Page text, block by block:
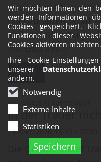
Wir möchten Ihnen den
werden Informationen
Cookies gespeichert.
Funktionen dieser
Cookies aktiveren möchten.
Ihre Cookie-
unserer
ändern.
Notwendig
Externe Inhalte
Statistiken
Speichern
mitten im Alltag den
hochzuhalten, Kraft
anderen Sinn-
mit Gott ins ...
Mehr
Begleitete Trauergruppe
In der Trauer
14. Okt. 2026 18:30 - 20:30
Die Gruppe bietet